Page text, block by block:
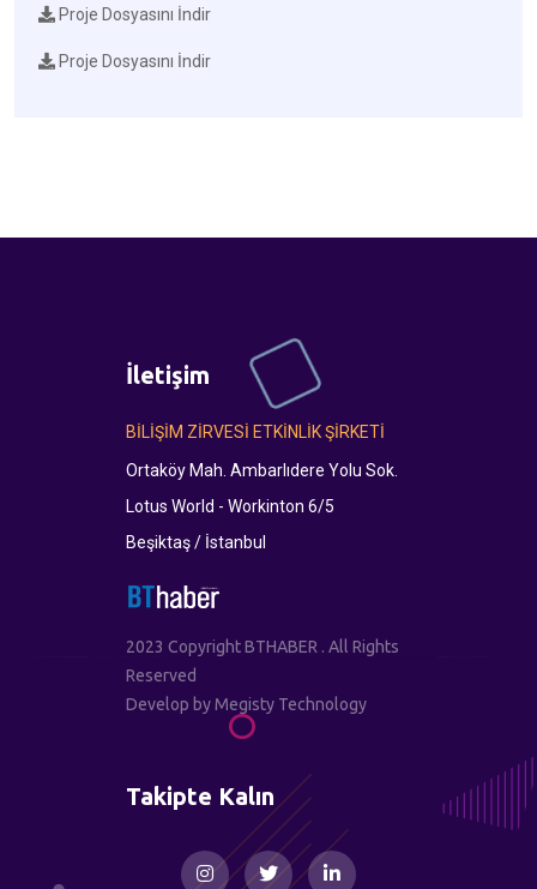
Proje Dosyasını İndir
Proje Dosyasını İndir
İletişim
BİLİŞİM ZİRVESİ ETKİNLİK ŞİRKETİ
Ortaköy Mah. Ambarlıdere Yolu Sok.
Lotus World - Workinton 6/5
Beşiktaş / İstanbul
2023 Copyright BTHABER . All Rights
Reserved
Develop byMegisty Technology
Takipte Kalın